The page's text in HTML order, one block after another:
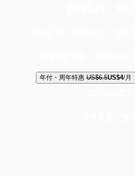
年付・周年特惠 US$6.5US$4/月